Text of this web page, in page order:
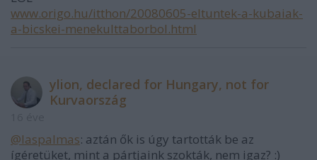
www.origo.hu/itthon/20080605-eltuntek-a-kubaiak-
a-bicskei-menekulttaborbol.html
ylion, declared for Hungary, not for
Kurvaország
@laspalmas: aztán ők is úgy tartották be az
ígéretüket, mint a pártjaink szokták, nem igaz? :)